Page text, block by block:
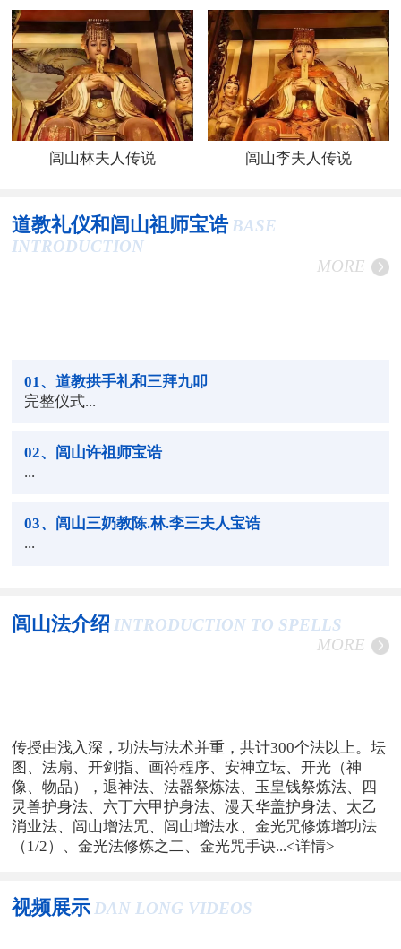
闾山林夫人传说 闾山李夫人传说
道教礼仪和闾山祖师宝诰 BASE
INTRODUCTION
MORE
01 、道教拱手礼和三拜九叩
完整仪式...
02、闾山许祖师宝诰
...
03、闾山三奶教陈.林.李三夫人宝诰
...
闾山法介绍 INTRODUCTION TO SPELLS
MORE
传授由浅入深，功法与法术并重，共计300个法以上。坛
图、法扇、开剑指、画符程序、安神立坛、开光（神
像、物品），退神法、法器祭炼法、玉皇钱祭炼法、四
灵兽护身法、六丁六甲护身法、漫天华盖护身法、太乙
消业法、闾山增法咒、闾山增法水、金光咒修炼增功法
（1/2）、金光法修炼之二、金光咒手诀...<详情>
视频展示 DAN LONG VIDEOS